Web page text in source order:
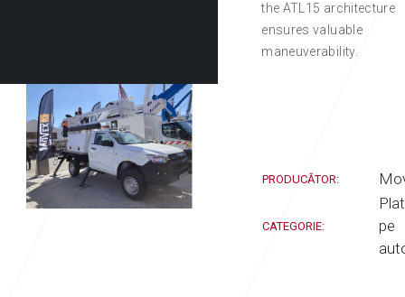
the ATL15 architecture
ensures valuable
maneuverability.
PRODUCĂTOR:
CATEGORIE:
pe